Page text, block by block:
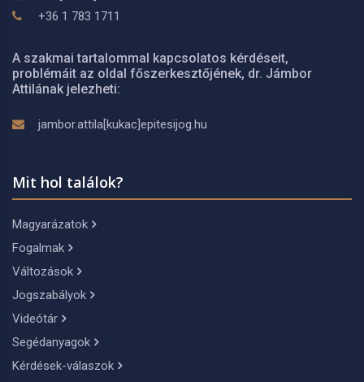
+36 1 783 1711
A szakmai tartalommal kapcsolatos kérdéseit,
problémáit az oldal főszerkesztőjének, dr. Jámbor
Attilának jelezheti:
jambor.attila[kukac]epitesijog.hu
Mit hol találok?
Magyarázatok
Fogalmak
Változások
Jogszabályok
Videótár
Segédanyagok
Kérdések-válaszok